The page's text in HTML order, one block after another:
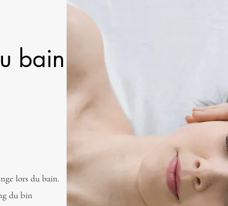
bain
lors du bain.
du bin